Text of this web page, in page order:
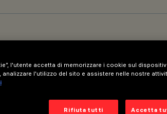
l'utente accetta di memorizzare i cookie sul
analizzare l'utilizzo del sito e assistere nelle nostre
Rifiuta tutti Accetta